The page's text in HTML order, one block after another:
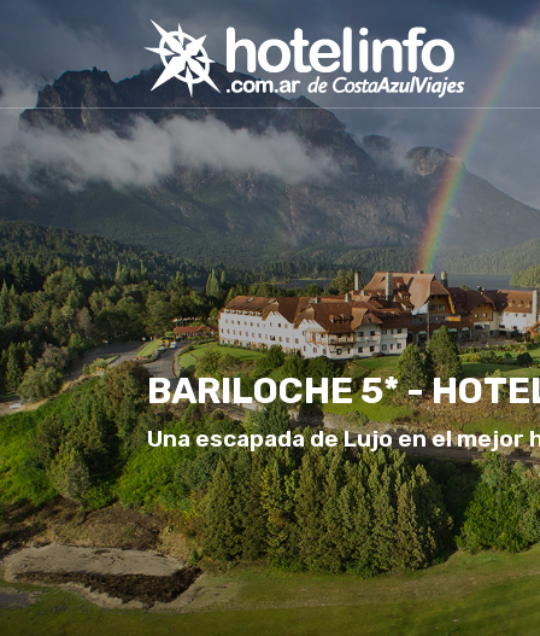
BARILOCHE 5* -
Una escapada de Lujo en el